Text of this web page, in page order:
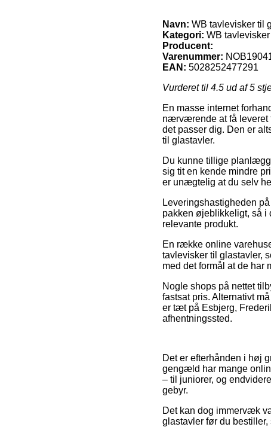
Navn: WB tavlevisker til
Kategori: WB
Producent:
Varenummer:
EAN: 5028252477291
Vurderet til 4.5 ud af 5
En masse internet
nærværende at få leveret
det passer dig. Den er
til glastavler.
Du kunne tillige
sig tit en kende mindre
er unægtelig at du selv
Leveringshastigheden
pakken øjeblikkeligt, så i
relevante produkt.
En række online
tavlevisker til glastavler,
med det formål at de har
Nogle shops på nettet
fastsat pris. Alternativt
er tæt på Esbjerg,
afhentningssted.
Det er efterhånden i høj
gengæld har mange
– til juniorer, og
gebyr.
Det kan dog immervæk
glastavler før du